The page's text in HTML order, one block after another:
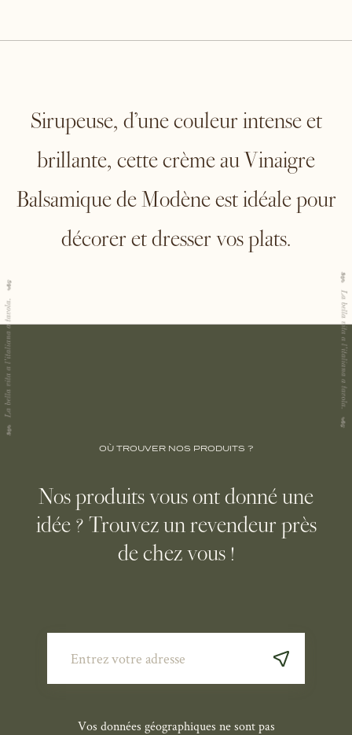
Sirupeuse, d’une couleur intense et
brillante, cette crème au Vinaigre
Balsamique de Modène est idéale pour
décorer et dresser vos plats.
OÙ TROUVER NOS PRODUITS ?
Nos produits vous ont donné une
idée ? Trouvez un revendeur près
de chez vous !
Vos données géographiques ne sont pas